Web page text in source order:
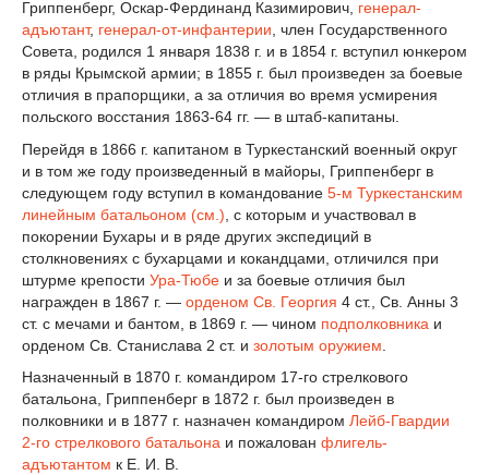
Гриппенберг, Оскар-Фердинанд Казимирович, генерал-
адъютант, генерал-от-инфантерии , член Государственного
Совета, родился 1 января 1838 г. и в 1854 г. вступил юнкером
в ряды Крымской армии; в 1855 г. был произведен за боевые
отличия в прапорщики, а за отличия во время усмирения
польского восстания 1863-64 гг. — в штаб-капитаны.
Перейдя в 1866 г. капитаном в Туркестанский военный округ
и в том же году произведенный в майоры, Гриппенберг в
следующем году вступил в командование 5-м Туркестанским
линейным батальоном (см.) , с которым и участвовал в
покорении Бухары и в ряде других экспедиций в
столкновениях с бухарцами и кокандцами, отличился при
штурме крепости Ура-Тюбе и за боевые отличия был
награжден в 1867 г. — орденом Св. Георгия 4 ст., Св. Анны 3
ст. с мечами и бантом, в 1869 г. — чином подполковника и
орденом Св. Станислава 2 ст. и золотым оружием
Назначенный в 1870 г. командиром 17-го стрелкового
батальона, Гриппенберг в 1872 г. был произведен в
полковники и в 1877 г. назначен командиром Лейб-Гвардии
2-го стрелкового батальона и пожалован флигель-
адъютантом к Е. И. В.